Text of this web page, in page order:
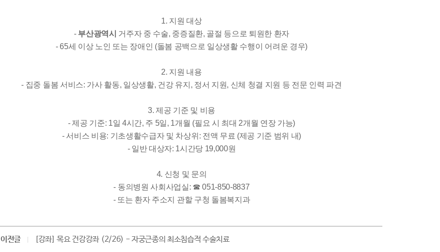
1. 지원 대상
- 부산광역시 거주자 중 수술, 중증질환, 골절 등으로 퇴원한 환자
- 65세 이상 노인 또는 장애인 (돌봄 공백으로 일상생활 수행이 어려운 경우)
2. 지원 내용
- 집중 돌봄 서비스: 가사 활동, 일상생활, 건강 유지, 정서 지원, 신체 청결 지원 등 전문 인력 파견
3. 제공 기준 및 비용
- 제공 기준: 1일 4시간, 주 5일, 1개월 (필요 시 최대 2개월 연장 가능)
- 서비스 비용: 기초생활수급자 및 차상위: 전액 무료 (제공 기준 범위 내)
- 일반 대상자: 1시간당 19,000원
4. 신청 및 문의
- 동의병원 사회사업실: ☎ 051-850-8837
- 또는 환자 주소지 관할 구청 돌봄복지과
이전글 [강좌] 목요 건강강좌 (2/26) - 자궁근종의 최소침습적 수술치료